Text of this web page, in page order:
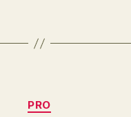
Catégories
PRO